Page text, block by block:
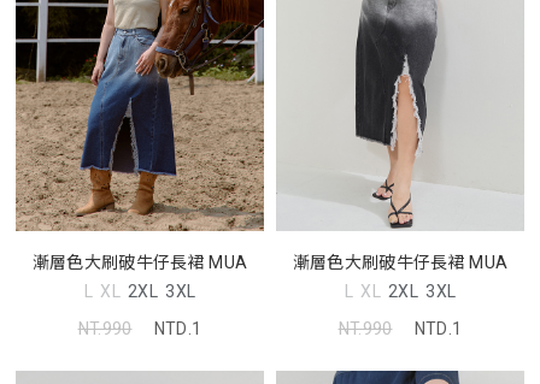
漸層色大刷破牛仔長裙 MUA
L XL 2XL 3XL
NT.990
NTD.1
漸層色大刷破牛仔長裙 MUA
L XL 2XL 3XL
NT.990
NTD.1